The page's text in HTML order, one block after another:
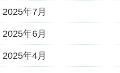
2025年7月
2025年6月
2025年4月